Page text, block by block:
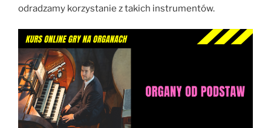
odradzamy korzystanie z takich instrumentów.